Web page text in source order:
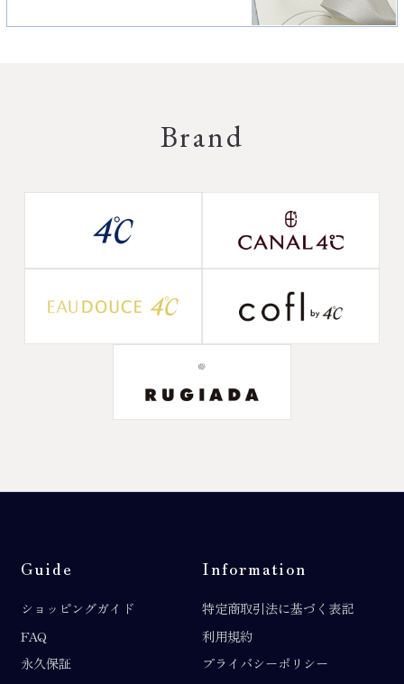
Brand
Guide
ショッピングガイド
FAQ
永久保証
Information
特定商取引法に基づく表記
利用規約
プライバシーポリシー